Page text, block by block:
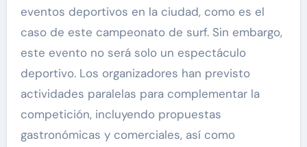
eventos deportivos en la ciudad, como es el
caso de este campeonato de surf. Sin embargo,
este evento no será solo un espectáculo
deportivo. Los organizadores han previsto
actividades paralelas para complementar la
competición, incluyendo propuestas
gastronómicas y comerciales, así como